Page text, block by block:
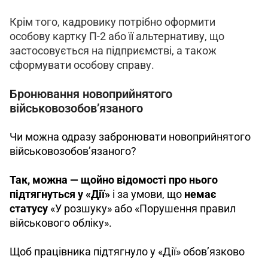
Крім того, кадровику потрібно оформити
особову картку П-2 або її альтернативу, що
застосовується на підприємстві, а також
сформувати особову справу.
Бронювання новоприйнятого
військовозобов’язаного
Чи можна одразу забронювати новоприйнятого
військовозобов’язаного?
Так, можна — щойно відомості про нього
підтягнуться у «Дії» і за умови, що немає
статусу «У розшуку» або «Порушення правил
військового обліку».
Щоб працівника підтягнуло у «Дії» обов’язково